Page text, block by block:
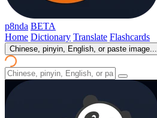
p8nda BETA
Home Dictionary Translate Flashcards
Chinese, pinyin, English, or paste image...